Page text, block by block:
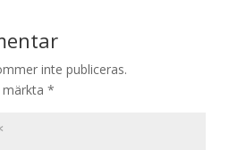
inte publiceras.
*